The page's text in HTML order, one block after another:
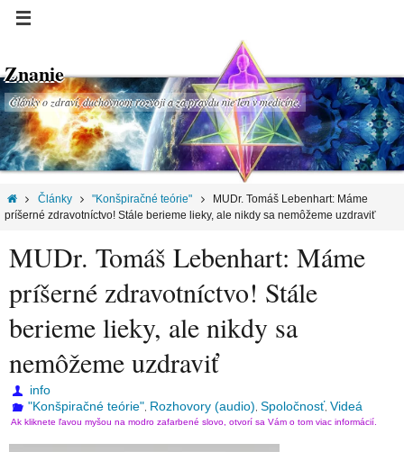
Znanie
Články o zdraví, duchovnom rozvoji a za pravdu nie len v medicíne.
Články "Konšpiračné teórie"
MUDr. Tomáš Lebenhart: Máme
príšerné zdravotníctvo! Stále berieme lieky, ale nikdy sa nemôžeme uzdraviť
MUDr. Tomáš Lebenhart: Máme
príšerné zdravotníctvo! Stále
berieme lieky, ale nikdy sa
nemôžeme uzdraviť
info
"Konšpiračné teórie" Rozhovory (audio) ,Spoločnosť Videá
Ak kliknete ľavou myšou na modro zafarbené slovo, otvorí sa Vám o tom viac informácií.